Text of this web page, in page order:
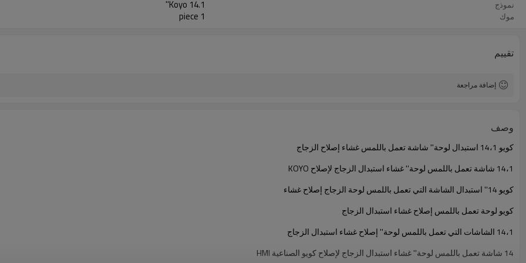
نموذج Koyo 14.1''
موك 1 piece
تقييم
إضافة مراجعة
وصف
كويو 14،1 استبدال لوحة'' شاشة تعمل باللمسغشاء إصلاح الزجاج
14،1 شاشة تعمل باللمس لوحة''غشاء استبدال الزجاج لإصلاح KOYO
كويو 14
'' استبدال الشاشة التي تعمل باللمس لوحة الزجاج إصلاحغشاء
كويو لوحةتعمل باللمس إصلاحغشاء استبدال الزجاج
14،1 الشاشات التي تعمل باللمس لوحة'' إصلاحغشاء استبدال الزجاج
14 شاشة تعمل باللمس لوحة''غشاء استبدال الزجاج لإصلاحكويو الصناعية HMI